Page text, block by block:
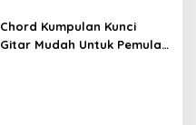
SKA)
Chord Kumpulan Kunci
Gitar Mudah Untuk Pemula